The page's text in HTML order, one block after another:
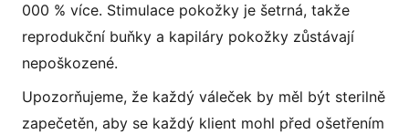
000 % více. Stimulace pokožky je šetrná, takže
reprodukční buňky a kapiláry pokožky zůstávají
nepoškozené.
Upozorňujeme, že každý váleček by měl být sterilně
zapečetěn, aby se každý klient mohl před ošetřením